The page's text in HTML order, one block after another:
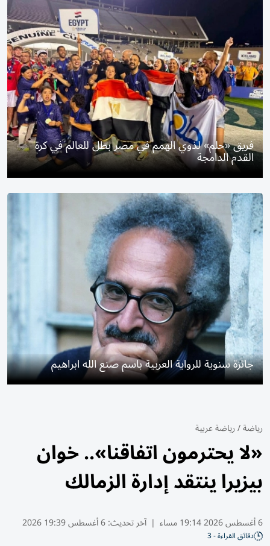
فريق «حلم» لذوي الهمم في مصر بطل للعالم في كرة
القدم الدامجة
جائزة سنوية للرواية العربية باسم صنع الله ابراهيم
رياضة/رياضة عربية
«لا يحترمون اتفاقنا».. خوان
بيزيرا ينتقد إدارة الزمالك
6 أغسطس 2026 19:14 مساء | آخر تحديث:6 أغسطس 19:39 2026
دقائق القراءة - 3